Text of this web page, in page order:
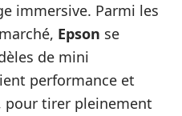
immersive. Parmi les
Epson se
de mini
performance et
pour tirer pleinement